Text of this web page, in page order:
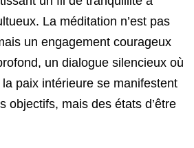
La méditation n’est pas
un engagement courageux
un dialogue silencieux où
paix intérieure se manifestent
objectifs, mais des états d’être